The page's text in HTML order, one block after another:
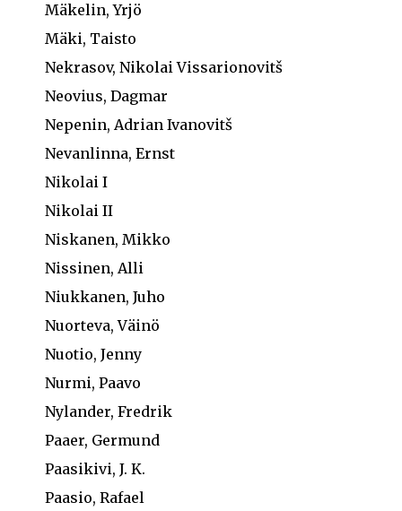
Mäkelin, Yrjö
Mäki, Taisto
Nekrasov, Nikolai Vissarionovitš
Neovius, Dagmar
Nepenin, Adrian Ivanovitš
Nevanlinna, Ernst
Nikolai I
Nikolai II
Niskanen, Mikko
Nissinen, Alli
Niukkanen, Juho
Nuorteva, Väinö
Nuotio, Jenny
Nurmi, Paavo
Nylander, Fredrik
Paaer, Germund
Paasikivi, J. K.
Paasio, Rafael